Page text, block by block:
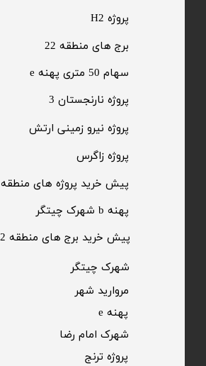
پیش خرید برج های منطقه 22
​سهام 50 متری پهنه e
پهنه b شهرک چیتگر
برج های منطقه 22
پیش خرید پروژه های منطقه 22
پروژه H2
​پروژه زاگرس
​پروژه ترنج
​پروژه نیرو زمینی ارتش
​پروژه نارنجستان 3
​شهرک چیتگر
مروارید شهر​​​​​​​
شهرک امام رضا
پهنه e